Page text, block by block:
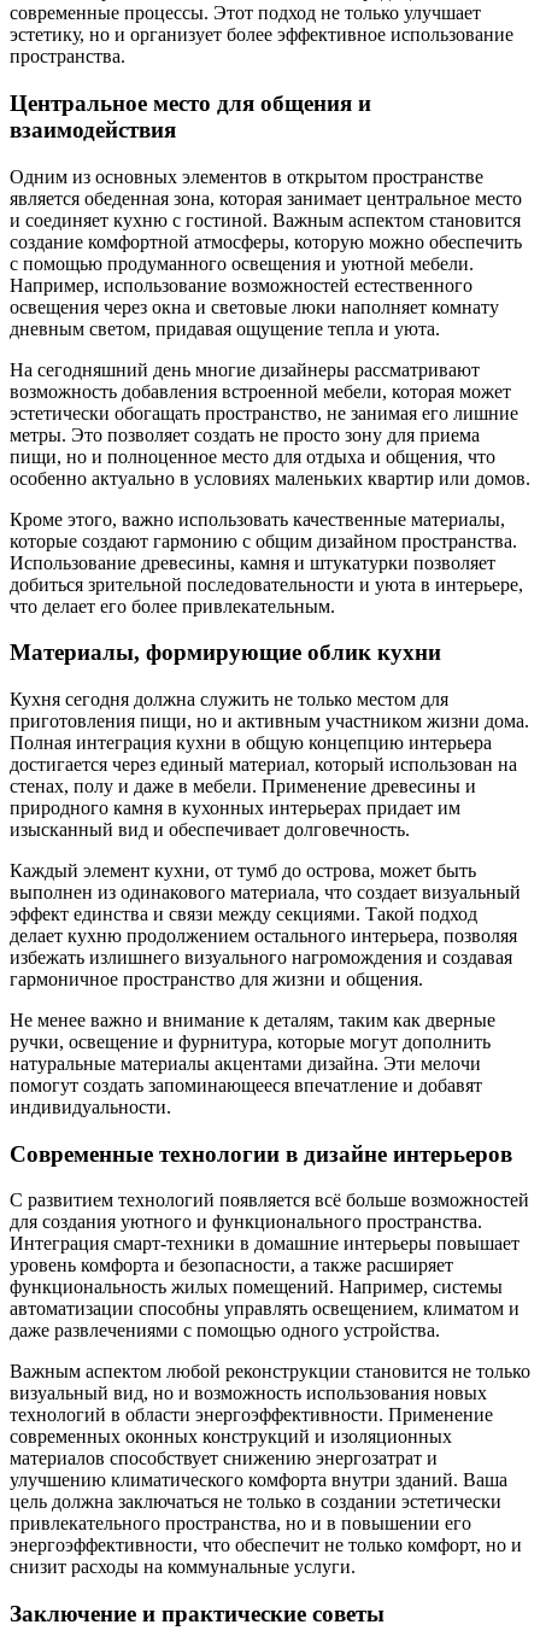
современные процессы. Этот подход не только улучшает
эстетику, но и организует более эффективное использование
пространства.
Центральное место для общения и
взаимодействия
Одним из основных элементов в открытом пространстве
является обеденная зона, которая занимает центральное место
и соединяет кухню с гостиной. Важным аспектом становится
создание комфортной атмосферы, которую можно обеспечить
с помощью продуманного освещения и уютной мебели.
Например, использование возможностей естественного
освещения через окна и световые люки наполняет комнату
дневным светом, придавая ощущение тепла и уюта.
На сегодняшний день многие дизайнеры рассматривают
возможность добавления встроенной мебели, которая может
эстетически обогащать пространство, не занимая его лишние
метры. Это позволяет создать не просто зону для приема
пищи, но и полноценное место для отдыха и общения, что
особенно актуально в условиях маленьких квартир или домов.
Кроме этого, важно использовать качественные материалы,
которые создают гармонию с общим дизайном пространства.
Использование древесины, камня и штукатурки позволяет
добиться зрительной последовательности и уюта в интерьере,
что делает его более привлекательным.
Материалы, формирующие облик кухни
Кухня сегодня должна служить не только местом для
приготовления пищи, но и активным участником жизни дома.
Полная интеграция кухни в общую концепцию интерьера
достигается через единый материал, который использован на
стенах, полу и даже в мебели. Применение древесины и
природного камня в кухонных интерьерах придает им
изысканный вид и обеспечивает долговечность.
Каждый элемент кухни, от тумб до острова, может быть
выполнен из одинакового материала, что создает визуальный
эффект единства и связи между секциями. Такой подход
делает кухню продолжением остального интерьера, позволяя
избежать излишнего визуального нагромождения и создавая
гармоничное пространство для жизни и общения.
Не менее важно и внимание к деталям, таким как дверные
ручки, освещение и фурнитура, которые могут дополнить
натуральные материалы акцентами дизайна. Эти мелочи
помогут создать запоминающееся впечатление и добавят
индивидуальности.
Современные технологии в дизайне интерьеров
С развитием технологий появляется всё больше возможностей
для создания уютного и функционального пространства.
Интеграция смарт-техники в домашние интерьеры повышает
уровень комфорта и безопасности, а также расширяет
функциональность жилых помещений. Например, системы
автоматизации способны управлять освещением, климатом и
даже развлечениями с помощью одного устройства.
Важным аспектом любой реконструкции становится не только
визуальный вид, но и возможность использования новых
технологий в области энергоэффективности. Применение
современных оконных конструкций и изоляционных
материалов способствует снижению энергозатрат и
улучшению климатического комфорта внутри зданий. Ваша
цель должна заключаться не только в создании эстетически
привлекательного пространства, но и в повышении его
энергоэффективности, что обеспечит не только комфорт, но и
снизит расходы на коммунальные услуги.
Заключение и практические советы